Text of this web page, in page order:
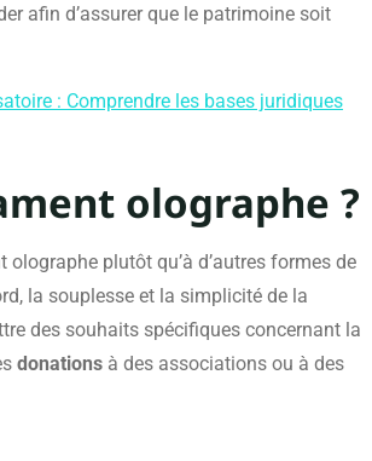
afin d’assurer que le patrimoine soit
: Comprendre les bases juridiques
olographe ?
plutôt qu’à d’autres formes de
la souplesse et la simplicité de la
des souhaits spécifiques concernant la
donations à des associations ou à des